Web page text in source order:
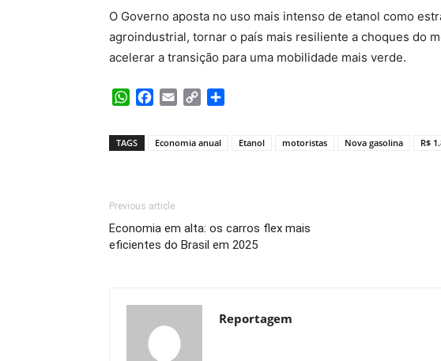
O Governo aposta no uso mais intenso de etanol como
agroindustrial, tornar o país mais resiliente a choques do
acelerar a transição para uma mobilidade mais verde.
WhatsApp
Facebook
Email Copy
TAGS Economia anual Etanol motoristas Nova gasolina R$
Previous article
Economia em alta: os carros flex mais
eficientes do Brasil em 2025
Reportagem